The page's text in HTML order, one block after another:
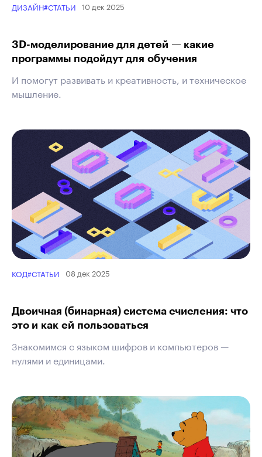
ДИЗАЙН#СТАТЬИ 10 дек 2025
3D-моделирование для детей — какие
программы подойдут для обучения
И помогут развивать и креативность, и техническое
мышление.
КОД#СТАТЬИ 08 дек 2025
Двоичная (бинарная) система счисления: что
это и как ей пользоваться
Знакомимся с языком шифров и компьютеров —
нулями и единицами.